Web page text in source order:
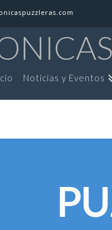
Noticias y Eventos